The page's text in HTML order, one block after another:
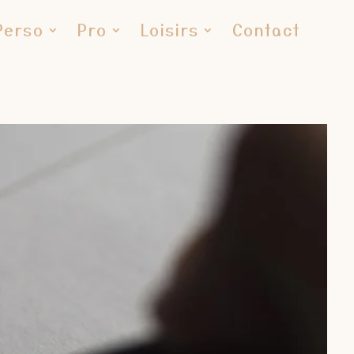
Pro Loisirs Contact